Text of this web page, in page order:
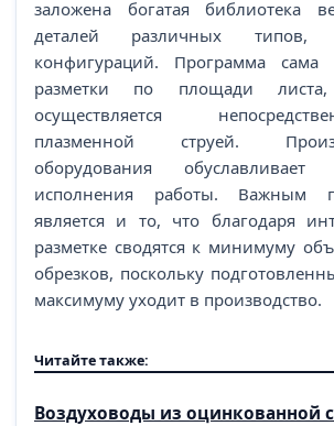
заложена богатая библиотека
деталей различных
конфигураций. Программа сама
разметки по площади
осуществляется
плазменной струей.
оборудования обуславливает
исполнения работы. Важным
является и то, что благодаря
разметке сводятся к минимуму
обрезков, поскольку
максимуму уходит в производство.
Читайте также:
Воздуховоды из оцинкованной